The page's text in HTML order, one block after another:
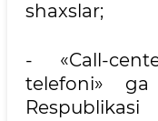
shaxslar;
- «Call-
telefoni»